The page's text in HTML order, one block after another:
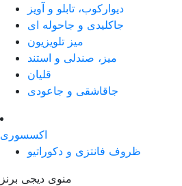
دیوارکوب، تابلو و آویز
جاکلیدی و جاحوله ای
میز تلویزیون
میز، صندلی و استند
قلیان
جاقاشقی و جاعودی
اکسسوری
ظروف فانتزی و دکوراتیو
منوی دیجی برنز